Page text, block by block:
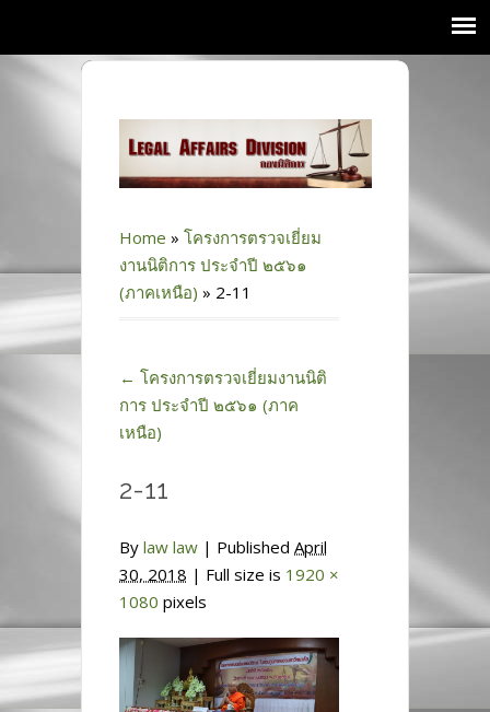
Home » โครงการตรวจเยี่ยม
งานนิติการ ประจำปี ๒๕๖๑
(ภาคเหนือ) » 2-11
← โครงการตรวจเยี่ยมงานนิติ
การ ประจำปี ๒๕๖๑ (ภาค
เหนือ)
2-11
By law law | Published April
30, 2018 | Full size is 1920 ×
1080 pixels